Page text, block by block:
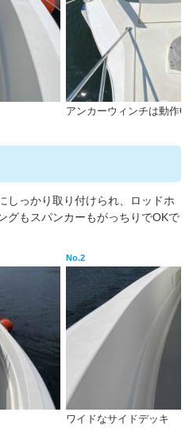
アンカーウィンチは動作
しっかり取り付けられ、ロッドホ
グもスパンカーもがっちりでOKで
No.2
ワイドなサイドデッキ